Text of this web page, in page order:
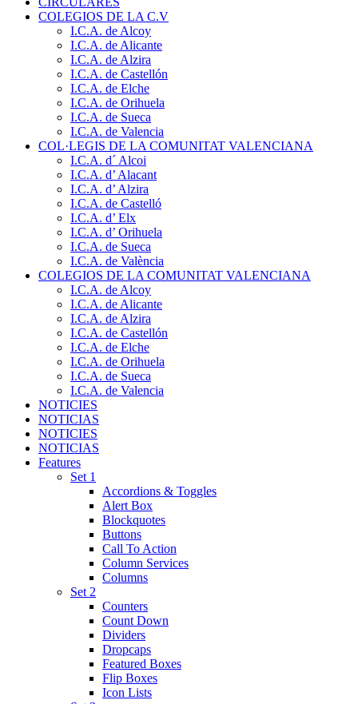
COLEGIOS DE LA C.V
I.C.A. de Alcoy
I.C.A. de Alicante
I.C.A. de Alzira
I.C.A. de Castellón
I.C.A. de Elche
I.C.A. de Orihuela
I.C.A. de Sueca
I.C.A. de Valencia
COL·LEGIS DE LA COMUNITAT VALENCIANA
I.C.A. d´ Alcoi
I.C.A. d’ Alacant
I.C.A. d’ Alzira
I.C.A. de Castelló
I.C.A. d’ Elx
I.C.A. d’ Orihuela
I.C.A. de Sueca
I.C.A. de València
COLEGIOS DE LA COMUNITAT VALENCIANA
I.C.A. de Alcoy
I.C.A. de Alicante
I.C.A. de Alzira
I.C.A. de Castellón
I.C.A. de Elche
I.C.A. de Orihuela
I.C.A. de Sueca
I.C.A. de Valencia
NOTICIES
NOTICIAS
NOTICIES
NOTICIAS
Features
Set 1
Accordions & Toggles
Alert Box
Blockquotes
Buttons
Call To Action
Column Services
Columns
Set 2
Counters
Count Down
Dividers
Dropcaps
Featured Boxes
Flip Boxes
Icon Lists